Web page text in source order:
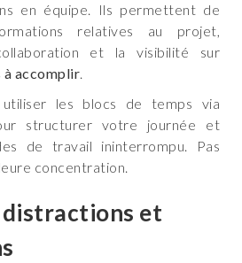
en équipe. Ils permettent de
relatives au projet,
et la visibilité sur
à accomplir.
utiliser les blocs de temps via
structurer votre journée et
de travail ininterrompu. Pas
concentration.
distractions et